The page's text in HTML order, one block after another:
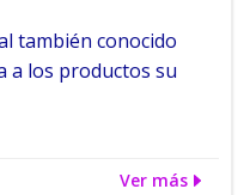
también conocido
a los productos su
Ver más